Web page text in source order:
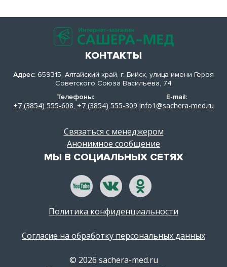
КОНТАКТЫ
Адрес: 659315, Алтайский край, г. Бийск, улица имени Героя
Советского Союза Васильева, 74
Телефоны:
+7 (3854) 555-608, +7 (3854) 555-309
E-mail:
info1@sachera-med.ru
Связаться с менеджером
Анонимное сообщение
МЫ В СОЦИАЛЬНЫХ СЕТЯХ
Политика конфиденциальности
Согласие на обработку персональных данных
© 2026 sachera-med.ru